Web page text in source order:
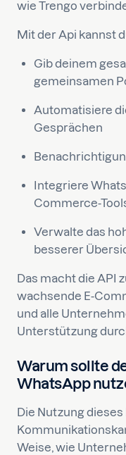
wie Trengo
Mit der Api kannst
Gib deinem
gemeinsamen
Automatisiere
Gesprächen
Integriere
Commerce-
Verwalte das
besserer
Das macht die API
wachsende E-
und alle
Unterstützung
Warum sollte
WhatsApp
Die Nutzung
Weise, wie